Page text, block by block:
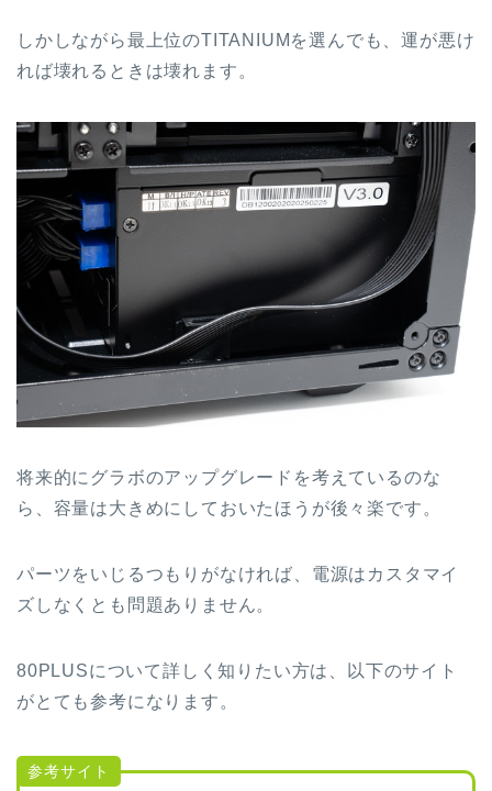
しかしながら最上位のTITANIUMを選んでも、運が悪け
れば壊れるときは壊れます。
将来的にグラボのアップグレードを考えているのな
ら、容量は大きめにしておいたほうが後々楽です。
パーツをいじるつもりがなければ、電源はカスタマイ
ズしなくとも問題ありません。
80PLUSについて詳しく知りたい方は、以下のサイト
がとても参考になります。